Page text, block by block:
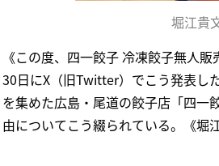
堀江貴
《この度、四一餃子 冷凍餃子無人
30日にX（旧Twitter）でこう発表し
を集めた広島・尾道の餃子店「四一
由についてこう綴られている。《堀